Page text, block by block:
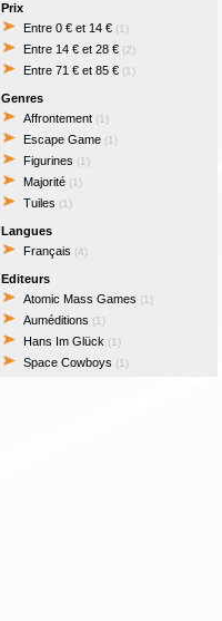
Prix
Entre 0 € et 14 € (1)
Entre 14 € et 28 € (2)
Entre 71 € et 85 € (1)
Genres
Affrontement (1)
Escape Game (1)
Figurines (1)
Majorité (1)
Tuiles (1)
Langues
Français (4)
Editeurs
Atomic Mass Games (1)
Auméditions (1)
Hans Im Glück (1)
Space Cowboys (1)